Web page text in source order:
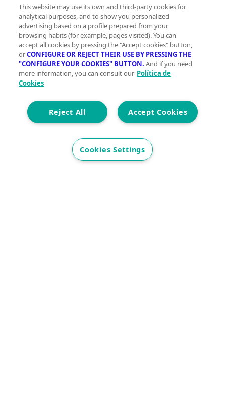
Innovación sostenible y gestos sencillos para una
vida más green
mejor mañana
Con la garantía de contar con profesionales
This website may use its own and third-party cookies for
analytical purposes, and to show you personalized
advertising based on a profile prepared from your
browsing habits (for example, pages visited). You can
accept all cookies by pressing the "Accept cookies" button,
orCONFIGURE OR REJECT THEIR USE BY PRESSING THE
"CONFIGURE YOUR COOKIES" BUTTON. And if you need
more information, you can consult our Política de
Cookies
Accept Cookies
Reject All
Cookies Settings